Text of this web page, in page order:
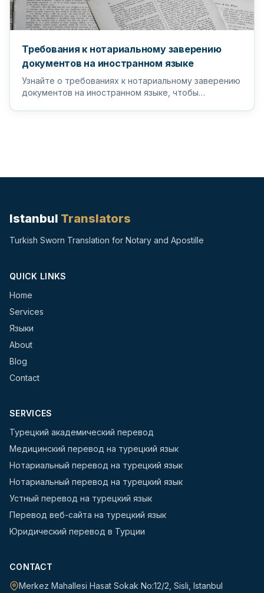
Требования к нотариальному заверению
документов на иностранном языке
Узнайте о требованиях к нотариальному заверению
документов на иностранном языке, чтобы
Istanbul Translators
Turkish Sworn Translation for Notary and Apostille
QUICK LINKS
Home
Services
Языки
About
Blog
Contact
SERVICES
Турецкий академический перевод
Медицинский перевод на турецкий язык
Нотариальный перевод на турецкий язык
Нотариальный перевод на турецкий язык
Устный перевод на турецкий язык
Перевод веб-сайта на турецкий язык
Юридический перевод в Турции
CONTACT
Merkez Mahallesi Hasat Sokak No:12/2 Sisli Istanbul